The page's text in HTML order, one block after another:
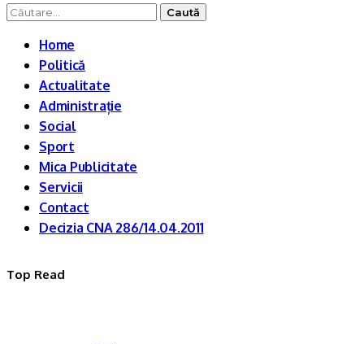
Caută
Home
Politică
Actualitate
Administrație
Social
Sport
Mica Publicitate
Servicii
Contact
Decizia CNA 286/14.04.2011
Top Read